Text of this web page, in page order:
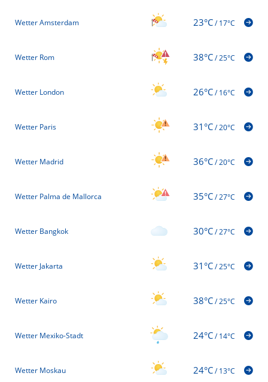
Wetter Amsterdam 23°C/17°C
Wetter Rom 38°C/25°C
Wetter London 26°C/16°C
Wetter Paris 31°C/20°C
Wetter Madrid 36°C/20°C
Wetter Palma de Mallorca 35°C/27°C
Wetter Bangkok 30°C/27°C
Wetter Jakarta 31°C/25°C
Wetter Kairo 38°C/25°C
Wetter Mexiko-Stadt 24°C/14°C
Wetter Moskau 24°C/13°C